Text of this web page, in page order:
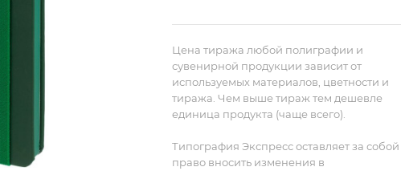
Цена тиража любой полиграфии и
сувенирной продукции зависит от
используемых материалов, цветности и
тиража. Чем выше тираж тем дешевле
единица продукта (чаще всего).
Типография Экспресс оставляет за собой
право вносить изменения в